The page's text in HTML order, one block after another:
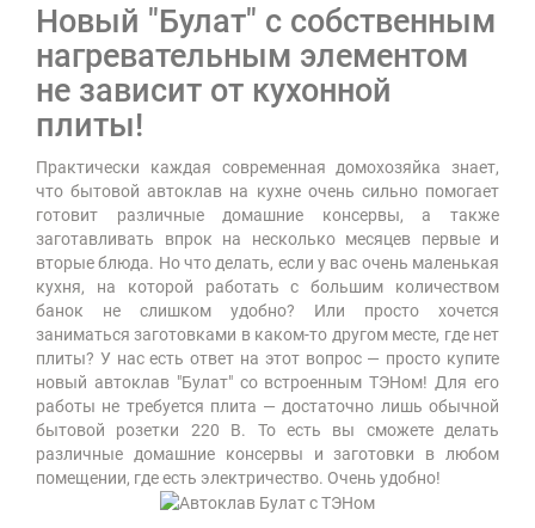
Новый "Булат" с собственным
нагревательным элементом
не зависит от кухонной
плиты!
Практически каждая современная домохозяйка знает,
что бытовой автоклав на кухне очень сильно помогает
готовит различные домашние консервы, а также
заготавливать впрок на несколько месяцев первые и
вторые блюда. Но что делать, если у вас очень маленькая
кухня, на которой работать с большим количеством
банок не слишком удобно? Или просто хочется
заниматься заготовками в каком-то другом месте, где нет
плиты? У нас есть ответ на этот вопрос — просто купите
новый автоклав "Булат" со встроенным ТЭНом! Для его
работы не требуется плита — достаточно лишь обычной
бытовой розетки 220 В. То есть вы сможете делать
различные домашние консервы и заготовки в любом
помещении, где есть электричество. Очень удобно!